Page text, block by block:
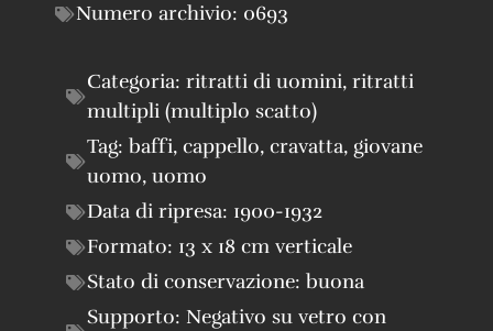
Numero archivio: 0693
Categoria: ritratti di uomini, ritratti
multipli (multiplo scatto)
Tag: baffi, cappello, cravatta, giovane
uomo, uomo
Data di ripresa: 1900-1932
Formato: 13 x 18 cm verticale
Stato di conservazione: buona
Supporto: Negativo su vetro con